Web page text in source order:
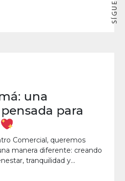
una
para
Comercial, queremos
manera diferente: creando
tranquilidad y...